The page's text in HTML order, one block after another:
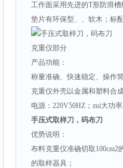
工作面采用先进的T形防滑槽
垫片有环保型、、软木；标
克重仪部分
产品功能：
称量准确、快速稳定、操作
克重仪外壳以金属和塑料合
电源：220V50HZ；zui大功
手压式取样刀，码布刀
优势说明：
布料克重仪准确切取
的取样器具；